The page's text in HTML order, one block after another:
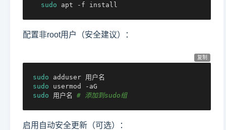
sudo apt -f install
配置非root用户（安全建议）：
复制
sudo
sudo
sudo 用户名 # 添加到sudo组
启用自动安全更新（可选）：